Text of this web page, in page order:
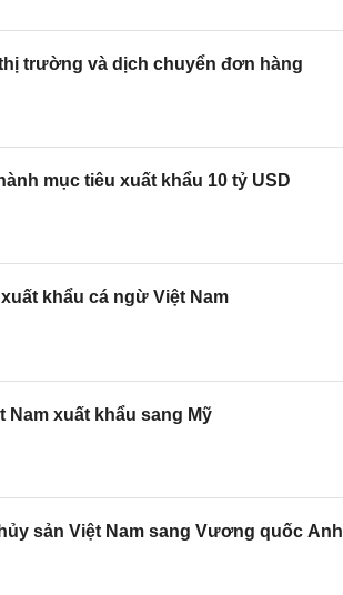
trường và dịch chuyển đơn hàng
mục tiêu xuất khẩu 10 tỷ USD
khẩu cá ngừ Việt Nam
Nam xuất khẩu sang Mỹ
sản Việt Nam sang Vương quốc Anh